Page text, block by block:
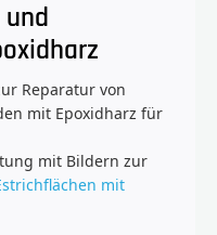
Reparatur von
mit Epoxidharz für
mit Bildern zur
mit